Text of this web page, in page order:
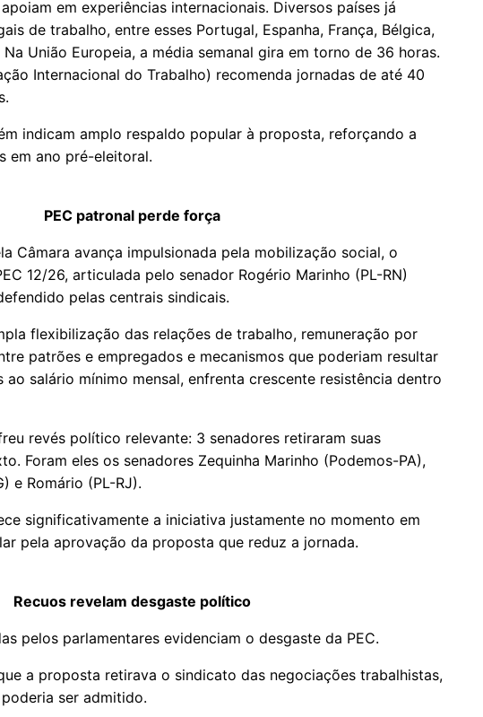
em experiências internacionais. Diversos países já
de trabalho, entre esses Portugal, Espanha, França, Bélgica,
Na União Europeia, a média semanal gira em torno de 36 horas.
Internacional do Trabalho) recomenda jornadas de até 40
indicam amplo respaldo popular à proposta, reforçando a
em ano pré-eleitoral.
PEC patronal perde força
Câmara avança impulsionada pela mobilização social, o
12/26, articulada pelo senador Rogério Marinho (PL-RN)
pelas centrais sindicais.
flexibilização das relações de trabalho, remuneração por
patrões e empregados e mecanismos que poderiam resultar
ao salário mínimo mensal, enfrenta crescente resistência dentro
revés político relevante: 3 senadores retiraram suas
Foram eles os senadores Zequinha Marinho (Podemos-PA),
e Romário (PL-RJ).
significativamente a iniciativa justamente no momento em
pela aprovação da proposta que reduz a jornada.
Recuos revelam desgaste político
pelos parlamentares evidenciam o desgaste da PEC.
a proposta retirava o sindicato das negociações trabalhistas,
ser admitido.